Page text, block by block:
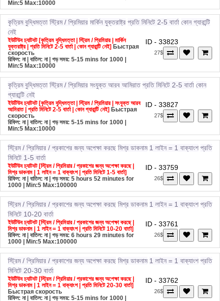
কৃত্রিম বুদ্ধিমত্তা স্ট্রিম / প্রিমিয়ার মার্কিন যুক্তরাষ্ট্র প্রতি মিনিটে 2-5 বার্তা কোন গ্যারান্টি
নেই
ইউটিউব চ্যাটবট [কৃত্রিম বুদ্ধিমত্তা | স্ট্রিম / প্রিমিয়ার | মার্কিন
যুক্তরাষ্ট্র | প্রতি মিনিটে 2-5 বার্তা | কোন গ্যারান্টি নেই] Быстрая
скорость
রিফিল: না | বাতিল: না | গড় সময়: 5-15 mins for 1000
Min:5 Max:10000
27$
কৃত্রিম বুদ্ধিমত্তা স্ট্রিম / প্রিমিয়ার সংযুক্ত আরব আমিরাত প্রতি মিনিটে 2-5 বার্তা কোন
গ্যারান্টি নেই
ইউটিউব চ্যাটবট [কৃত্রিম বুদ্ধিমত্তা | স্ট্রিম / প্রিমিয়ার | সংযুক্ত আরব
আমিরাত | প্রতি মিনিটে 2-5 বার্তা | কোন গ্যারান্টি নেই] Быстрая
скорость
রিফিল: না | বাতিল: না | গড় সময়: 5-15 mins for 1000
Min:5 Max:10000
27$
স্ট্রিম / প্রিমিয়ার / প্রকাশের জন্য অপেক্ষা করছে মিশ্র ডাকনাম 1 লাইন = 1 বাক্যাংশ প্রতি
মিনিটে 1-5 বার্তা
ইউটিউব চ্যাটবট [স্ট্রিম / প্রিমিয়ার / প্রকাশের জন্য অপেক্ষা করছে |
মিশ্র ডাকনাম | 1 লাইন = 1 বাক্যাংশ | প্রতি মিনিটে 1-5 বার্তা]
রিফিল: না | বাতিল: না | গড় সময়: 5 hours 52 minutes for
1000 | Min:5 Max:100000
26$
স্ট্রিম / প্রিমিয়ার / প্রকাশের জন্য অপেক্ষা করছে মিশ্র ডাকনাম 1 লাইন = 1 বাক্যাংশ প্রতি
মিনিটে 10-20 বার্তা
ইউটিউব চ্যাটবট [স্ট্রিম / প্রিমিয়ার / প্রকাশের জন্য অপেক্ষা করছে |
মিশ্র ডাকনাম | 1 লাইন = 1 বাক্যাংশ | প্রতি মিনিটে 10-20 বার্তা]
রিফিল: না | বাতিল: না | গড় সময়: 6 hours 29 minutes for
1000 | Min:5 Max:100000
26$
স্ট্রিম / প্রিমিয়ার / প্রকাশের জন্য অপেক্ষা করছে মিশ্র ডাকনাম 1 লাইন = 1 বাক্যাংশ প্রতি
মিনিটে 20-30 বার্তা
ইউটিউব চ্যাটবট [স্ট্রিম / প্রিমিয়ার / প্রকাশের জন্য অপেক্ষা করছে |
মিশ্র ডাকনাম | 1 লাইন = 1 বাক্যাংশ | প্রতি মিনিটে 20-30 বার্তা]
Быстрая скорость
রিফিল: না | বাতিল: না | গড় সময়: 5-15 mins for 1000
Min:5 Max:100000
26$